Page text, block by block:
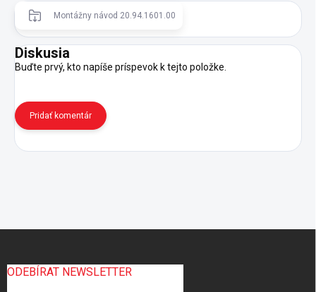
Montážny návod 20.94.1601.00
Diskusia
Buďte prvý, kto napíše príspevok k tejto položke.
Pridať komentár
ODEBÍRAT NEWSLETTER